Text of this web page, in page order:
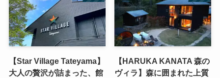
【Star Village Tateyama】
大人の贅沢が詰まった、館
【HARUKA KANATA 森の
ヴィラ】森に囲まれた上質